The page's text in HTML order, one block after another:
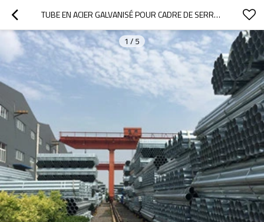
TUBE EN ACIER GALVANISÉ POUR CADRE DE SERRE TUBE GALVANISÉ
1 / 5